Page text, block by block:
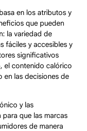
en los atributos y
que pueden
la variedad de
fáciles y accesibles y
significativos
el contenido calórico
en las decisiones de
y las
que las marcas
de manera